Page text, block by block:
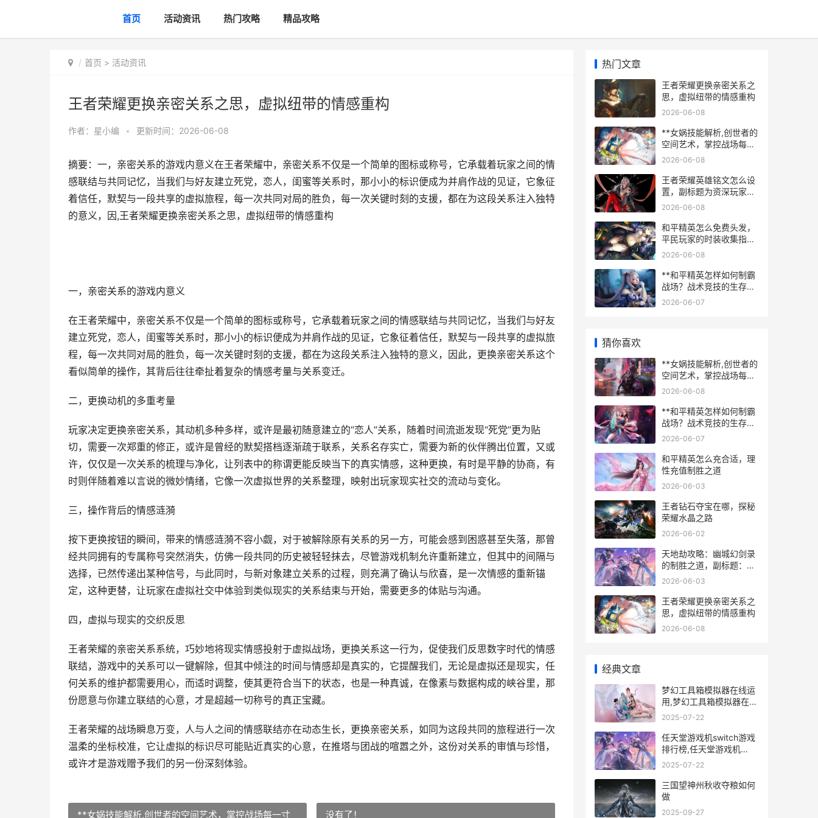
首页 活动资讯 热门攻略 精品攻略
首页 > 活动资讯
王者荣耀更换亲密关系之思，虚拟纽带的情感重构
作者： 星小编 • 更新时间：2026-06-08
摘要：一，亲密关系的游戏内意义在王者荣耀中，亲密关系不仅是一个简单的图标或称号，它承载着玩家之间的情
感联结与共同记忆，当我们与好友建立死党，恋人，闺蜜等关系时，那小小的标识便成为并肩作战的见证，它象征
着信任，默契与一段共享的虚拟旅程，每一次共同对局的胜负，每一次关键时刻的支援，都在为这段关系注入独特
的意义，因,王者荣耀更换亲密关系之思，虚拟纽带的情感重构
一，亲密关系的游戏内意义
在王者荣耀中，亲密关系不仅是一个简单的图标或称号，它承载着玩家之间的情感联结与共同记忆，当我们与好友
建立死党，恋人，闺蜜等关系时，那小小的标识便成为并肩作战的见证，它象征着信任，默契与一段共享的虚拟旅
程，每一次共同对局的胜负，每一次关键时刻的支援，都在为这段关系注入独特的意义，因此，更换亲密关系这个
看似简单的操作，其背后往往牵扯着复杂的情感考量与关系变迁。
二，更换动机的多重考量
玩家决定更换亲密关系，其动机多种多样，或许是最初随意建立的“恋人”关系，随着时间流逝发现“死党”更为贴
切，需要一次郑重的修正，或许是曾经的默契搭档逐渐疏于联系，关系名存实亡，需要为新的伙伴腾出位置，又或
许，仅仅是一次关系的梳理与净化，让列表中的称谓更能反映当下的真实情感，这种更换，有时是平静的协商，有
时则伴随着难以言说的微妙情绪，它像一次虚拟世界的关系整理，映射出玩家现实社交的流动与变化。
三，操作背后的情感涟漪
按下更换按钮的瞬间，带来的情感涟漪不容小觑，对于被解除原有关系的另一方，可能会感到困惑甚至失落，那曾
经共同拥有的专属称号突然消失，仿佛一段共同的历史被轻轻抹去，尽管游戏机制允许重新建立，但其中的间隔与
选择，已然传递出某种信号，与此同时，与新对象建立关系的过程，则充满了确认与欣喜，是一次情感的重新锚
定，这种更替，让玩家在虚拟社交中体验到类似现实的关系结束与开始，需要更多的体贴与沟通。
四，虚拟与现实的交织反思
王者荣耀的亲密关系系统，巧妙地将现实情感投射于虚拟战场，更换关系这一行为，促使我们反思数字时代的情感
联结，游戏中的关系可以一键解除，但其中倾注的时间与情感却是真实的，它提醒我们，无论是虚拟还是现实，任
何关系的维护都需要用心，而适时调整，使其更符合当下的状态，也是一种真诚，在像素与数据构成的峡谷里，那
份愿意与你建立联结的心意，才是超越一切称号的真正宝藏。
王者荣耀的战场瞬息万变，人与人之间的情感联结亦在动态生长，更换亲密关系，如同为这段共同的旅程进行一次
温柔的坐标校准，它让虚拟的标识尽可能贴近真实的心意，在推塔与团战的喧嚣之外，这份对关系的审慎与珍惜，
或许才是游戏赠予我们的另一份深刻体验。
**女娲技能解析,创世者的空间艺术，掌控战场每一寸 没有了！
热门文章
王者荣耀更换亲密关系之
思，虚拟纽带的情感重构
2026-06-08
**女娲技能解析,创世者的
空间艺术，掌控战场每一
寸乾坤**
2026-06-08
王者荣耀英雄铭文怎么设
置，副标题为资深玩家的
深度配置指南
2026-06-08
和平精英怎么免费头发，
平民玩家的时装收集指
南，副标题，零成本解锁
2026-06-08
**和平精英怎样如何制霸
战场？战术竞技的生存艺
术**
2026-06-07
猜你喜欢
**女娲技能解析,创世者的
空间艺术，掌控战场每一
寸乾坤**
2026-06-08
**和平精英怎样如何制霸
战场？战术竞技的生存艺
术**
2026-06-07
和平精英怎么充合适，理
性充值制胜之道
2026-06-03
王者钻石夺宝在哪，探秘
荣耀水晶之路
2026-06-02
天地劫攻略：幽城幻剑录
的制胜之道，副标题：老
玩家的战术心得与剧情抉
2026-06-03
王者荣耀更换亲密关系之
思，虚拟纽带的情感重构
2026-06-08
经典文章
梦幻工具箱模拟器在线运
用,梦幻工具箱模拟器在线
2020梦幻工具箱app安卓
2025-07-22
任天堂游戏机switch游戏
排行榜,任天堂游戏机
switch 任天堂游戏机
2025-07-22
三国望神州秋收夺粮如何
做
2025-09-27